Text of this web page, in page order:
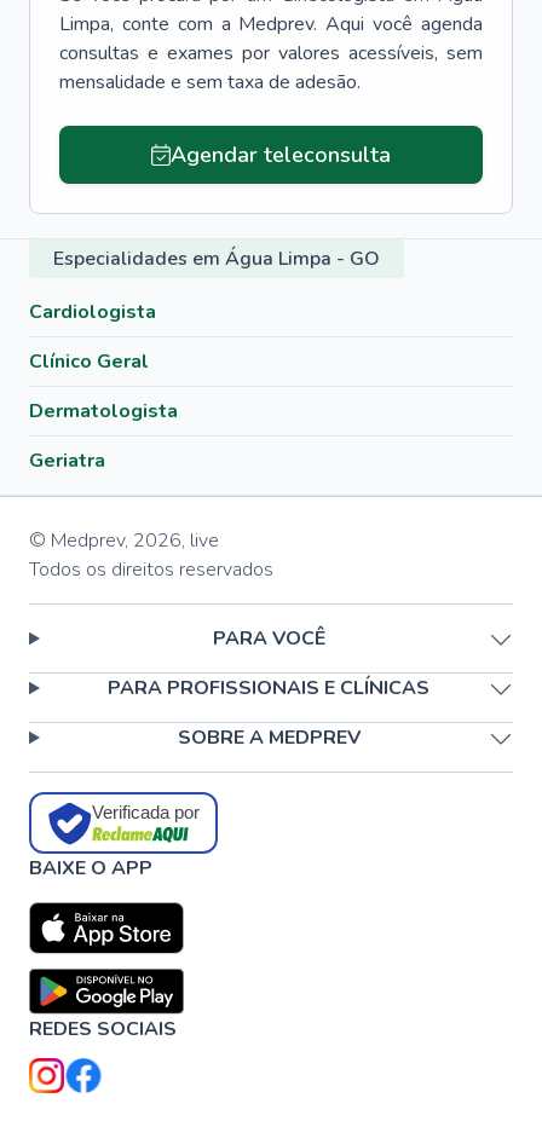
Limpa, conte com a Medprev. Aqui você agenda
consultas e exames por valores acessíveis, sem
mensalidade e sem taxa de adesão.
Agendar teleconsulta
Especialidades em Água Limpa - GO
Cardiologista
Clínico Geral
Dermatologista
Geriatra
© Medprev, 2026, live
Todos os direitos reservados
PARA VOCÊ
PARA PROFISSIONAIS E CLÍNICAS
SOBRE A MEDPREV
Verificada por
BAIXE O APP
REDES SOCIAIS